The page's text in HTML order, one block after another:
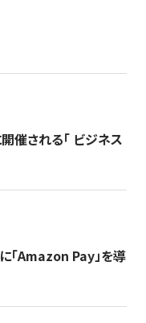
催される「 ビジネス
「Amazon Pay」を導